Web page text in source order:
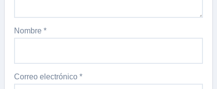
Nombre*
Correo electrónico*